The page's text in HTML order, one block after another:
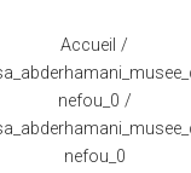
Accueil /
nefou_0 /
nefou_0